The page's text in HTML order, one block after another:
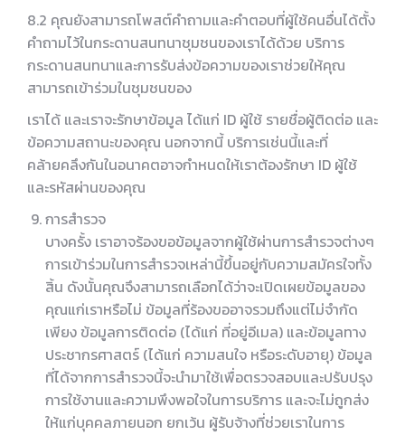
8.2 คุณยังสามารถโพสต์คำถามและคำตอบที่ผู้ใช้คนอื่นได้ตั้ง
คำถามไว้ในกระดานสนทนาชุมชนของเราได้ด้วย บริการ
กระดานสนทนาและการรับส่งข้อความของเราช่วยให้คุณ
สามารถเข้าร่วมในชุมชนของ
เราได้ และเราจะรักษาข้อมูล ได้แก่ ID ผู้ใช้ รายชื่อผู้ติดต่อ และ
ข้อความสถานะของคุณ นอกจากนี้ บริการเช่นนี้และที่
คล้ายคลึงกันในอนาคตอาจกำหนดให้เราต้องรักษา ID ผู้ใช้
และรหัสผ่านของคุณ
การสำรวจ
บางครั้ง เราอาจร้องขอข้อมูลจากผู้ใช้ผ่านการสำรวจต่างๆ
การเข้าร่วมในการสำรวจเหล่านี้ขึ้นอยู่กับความสมัครใจทั้ง
สิ้น ดังนั้นคุณจึงสามารถเลือกได้ว่าจะเปิดเผยข้อมูลของ
คุณแก่เราหรือไม่ ข้อมูลที่ร้องขออาจรวมถึงแต่ไม่จำกัด
เพียง ข้อมูลการติดต่อ (ได้แก่ ที่อยู่อีเมล) และข้อมูลทาง
ประชากรศาสตร์ (ได้แก่ ความสนใจ หรือระดับอายุ) ข้อมูล
ที่ได้จากการสำรวจนี้จะนำมาใช้เพื่อตรวจสอบและปรับปรุง
การใช้งานและความพึงพอใจในการบริการ และจะไม่ถูกส่ง
ให้แก่บุคคลภายนอก ยกเว้น ผู้รับจ้างที่ช่วยเราในการ